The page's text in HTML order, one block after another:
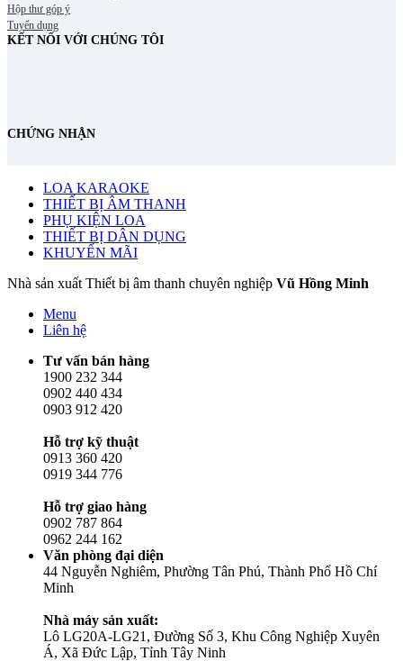
Hộp thư góp ý
Tuyển dụng
KẾT NỐI VỚI CHÚNG TÔI
CHỨNG NHẬN
LOA KARAOKE
THIẾT BỊ ÂM THANH
PHỤ KIỆN LOA
THIẾT BỊ DÂN DỤNG
KHUYẾN MÃI
Nhà sản xuất Thiết bị âm thanh chuyên nghiệp Vũ Hồng Minh
Menu
Liên hệ
Tư vấn bán hàng
1900 232 344
0902 440 434
0903 912 420
Hỗ trợ kỹ thuật
0913 360 420
0919 344 776
Hỗ trợ giao hàng
0902 787 864
0962 244 162
Văn phòng đại diện
44 Nguyễn Nghiêm, Phường Tân Phú, Thành Phố Hồ Chí
Minh
Nhà máy sản xuất:
Lô LG20A-LG21, Đường Số 3, Khu Công Nghiệp Xuyên
Á, Xã Đức Lập, Tỉnh Tây Ninh